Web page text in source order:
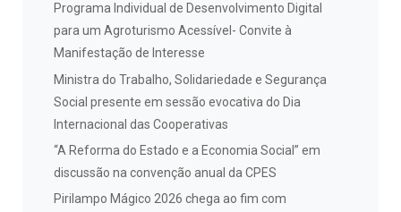
Programa Individual de Desenvolvimento Digital
para um Agroturismo Acessível- Convite à
Manifestação de Interesse
Ministra do Trabalho, Solidariedade e Segurança
Social presente em sessão evocativa do Dia
Internacional das Cooperativas
“A Reforma do Estado e a Economia Social” em
discussão na convenção anual da CPES
Pirilampo Mágico 2026 chega ao fim com